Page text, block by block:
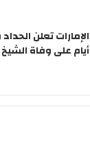
أيام على وفاة